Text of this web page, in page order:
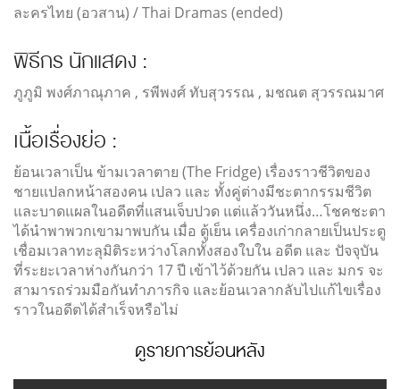
ละครไทย (อวสาน) / Thai Dramas (ended)
พิธีกร นักแสดง :
ภูภูมิ พงศ์ภาณุภาค , รพีพงศ์ ทับสุวรรณ , มชณต สุวรรณมาศ
เนื้อเรื่องย่อ :
ย้อนเวลาเป็น ข้ามเวลาตาย (The Fridge) เรื่องราวชีวิตของ
ชายแปลกหน้าสองคน เปลว และ ทั้งคู่ต่างมีชะตากรรมชีวิต
และบาดแผลในอดีตที่แสนเจ็บปวด แต่แล้ววันหนึ่ง…โชคชะตา
ได้นำพาพวกเขามาพบกัน เมื่อ ตู้เย็น เครื่องเก่ากลายเป็นประตู
เชื่อมเวลาทะลุมิติระหว่างโลกทั้งสองใบใน อดีต และ ปัจจุบัน
ที่ระยะเวลาห่างกันกว่า 17 ปี เข้าไว้ด้วยกัน เปลว และ มกร จะ
สามารถร่วมมือกันทำภารกิจ และย้อนเวลากลับไปแก้ไขเรื่อง
ราวในอดีตได้สำเร็จหรือไม่
ดูรายการย้อนหลัง